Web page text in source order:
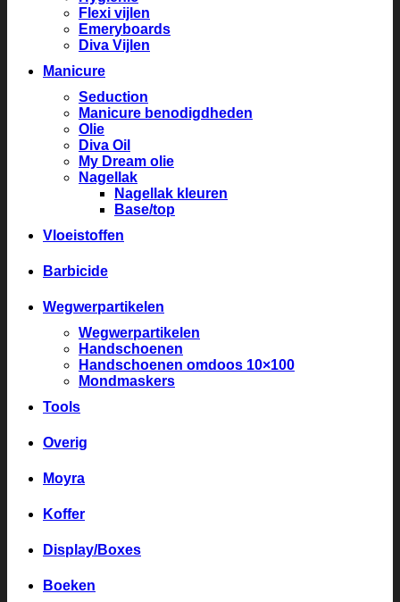
Flexi vijlen
Emeryboards
Diva Vijlen
Manicure
Seduction
Manicure benodigdheden
Olie
Diva Oil
My Dream olie
Nagellak
Nagellak kleuren
Base/top
Vloeistoffen
Barbicide
Wegwerpartikelen
Wegwerpartikelen
Handschoenen
Handschoenen omdoos 10×100
Mondmaskers
Tools
Overig
Moyra
Koffer
Display/Boxes
Boeken